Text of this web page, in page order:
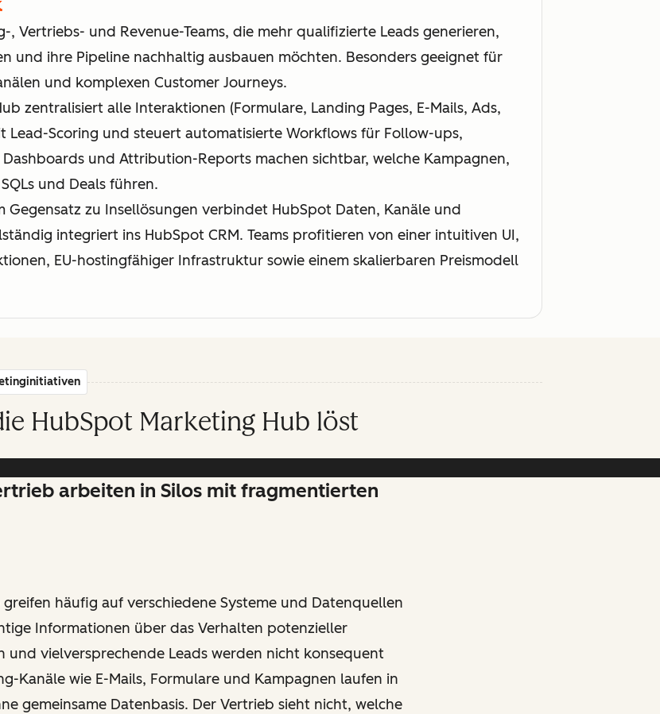
, Vertriebs- und Revenue-Teams, die mehr qualifizierte Leads generieren,
und ihre Pipeline nachhaltig ausbauen möchten. Besonders geeignet für
und komplexen Customer Journeys.
zentralisiert alle Interaktionen (Formulare, Landing Pages, E-Mails, Ads,
Lead-Scoring und steuert automatisierte Workflows für Follow-ups,
und Attribution-Reports machen sichtbar, welche Kampagnen,
und Deals führen.
Gegensatz zu Insellösungen verbindet HubSpot Daten, Kanäle und
integriert ins HubSpot CRM. Teams profitieren von einer intuitiven UI,
EU-hostingfähiger Infrastruktur sowie einem skalierbaren Preismodell
HubSpot Marketing Hub löst
arbeiten in Silos mit fragmentierten
häufig auf verschiedene Systeme und Datenquellen
Informationen über das Verhalten potenzieller
und vielversprechende Leads werden nicht konsequent
Kanäle wie E-Mails, Formulare und Kampagnen laufen in
gemeinsame Datenbasis. Der Vertrieb sieht nicht, welche